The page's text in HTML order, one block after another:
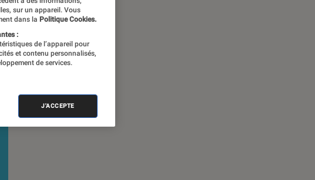
sur un appareil. Vous
dans la Politique Cookies.
:
de l’appareil pour
et contenu personnalisés,
de services.
J'ACCEPTE